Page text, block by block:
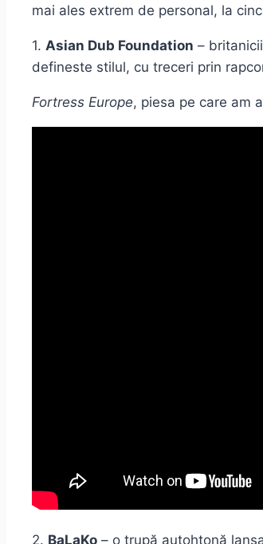
mai ales extrem de personal, la
1. Asian Dub Foundation –
defineste stilul, cu treceri prin
Fortress Europe, piesa pe care am
2. BaLaKo – o trupă autohtonă